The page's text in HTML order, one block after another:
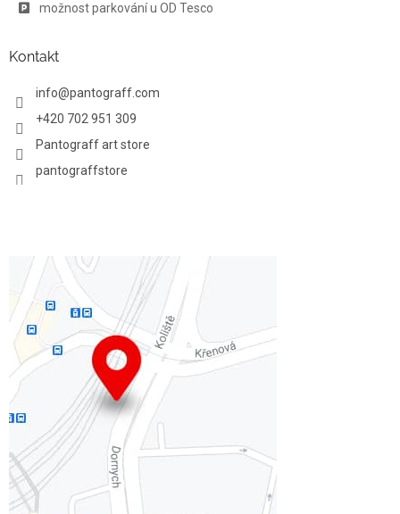
i
možnost parkování u OD Tesco
Kontakt
info@pantograff.com
+420 702 951 309
Pantograff art store
pantograffstore